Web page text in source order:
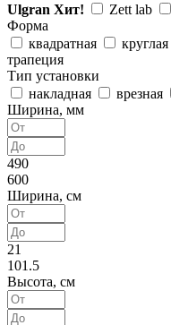
Ulgran Хит! Zett lab
Форма
квадратная
круглая
трапеция
Тип установки
накладная
врезная
Ширина, мм
490
600
Ширина, см
21
101.5
Высота, см